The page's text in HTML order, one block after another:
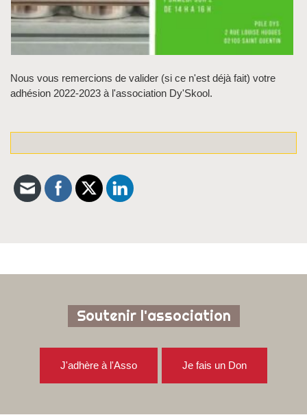
Nous vous remercions de valider (si ce n'est déjà fait) votre
adhésion 2022-2023 à l'association Dy'Skool.
Soutenir l'association
J'adhère à l'Asso Je fais un Don